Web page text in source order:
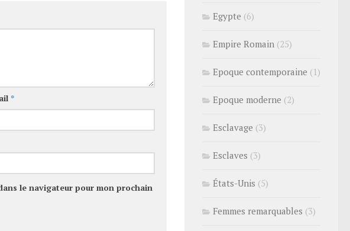
*
le navigateur pour mon prochain
Egypte (6)
Empire Romain (25)
Epoque contemporaine (1)
Epoque moderne (2)
Esclavage (3)
Esclaves (3)
États-Unis (5)
Femmes remarquables (3)